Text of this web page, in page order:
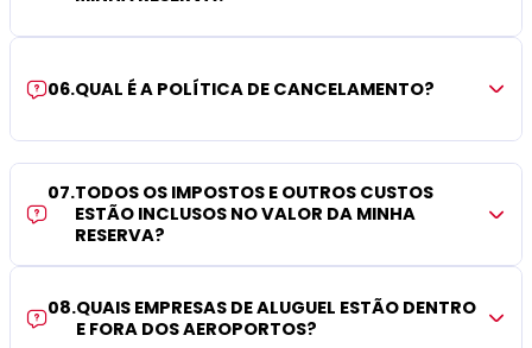
06.QUAL É A POLÍTICA DE CANCELAMENTO?
07.TODOS OS IMPOSTOS E OUTROS CUSTOS
ESTÃO INCLUSOS NO VALOR DA MINHA
RESERVA?
08.QUAIS EMPRESAS DE ALUGUEL ESTÃO DENTRO
E FORA DOS AEROPORTOS?